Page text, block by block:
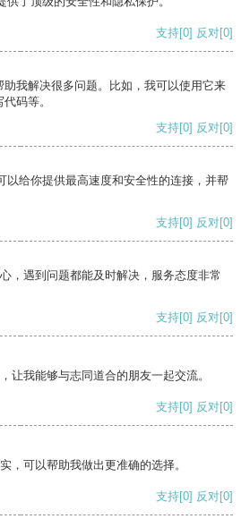
支持[0] 反对[0]
我解决很多问题。比如，我可以使用它来
码等。
支持[0] 反对[0]
以给你提供最高速度和安全性的连接，并帮
支持[0] 反对[0]
，遇到问题都能及时解决，服务态度非常
支持[0] 反对[0]
让我能够与志同道合的朋友一起交流。
支持[0] 反对[0]
，可以帮助我做出更准确的选择。
支持[0] 反对[0]